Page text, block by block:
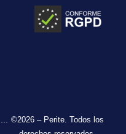
©2026 – Perite. Todos los